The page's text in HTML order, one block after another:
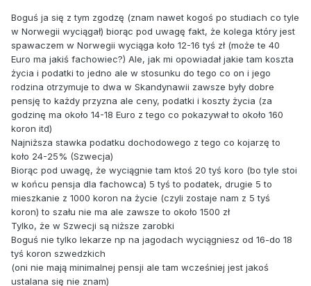
Boguś ja się z tym zgodzę (znam nawet kogoś po studiach co tyle
w Norwegii wyciągał) biorąc pod uwagę fakt, że kolega który jest
spawaczem w Norwegii wyciąga koło 12-16 tyś zł (może te 40
Euro ma jakiś fachowiec?) Ale, jak mi opowiadał jakie tam koszta
życia i podatki to jedno ale w stosunku do tego co on i jego
rodzina otrzymuje to dwa w Skandynawii zawsze były dobre
pensję to każdy przyzna ale ceny, podatki i koszty życia (za
godzinę ma około 14-18 Euro z tego co pokazywał to około 160
koron itd)
Najniższa stawka podatku dochodowego z tego co kojarzę to
koło 24-25% (Szwecja)
Biorąc pod uwagę, że wyciągnie tam ktoś 20 tyś koro (bo tyle stoi
w końcu pensja dla fachowca) 5 tyś to podatek, drugie 5 to
mieszkanie z 1000 koron na życie (czyli zostaje nam z 5 tyś
koron) to szału nie ma ale zawsze to około 1500 zł
Tylko, że w Szwecji są niższe zarobki
Boguś nie tylko lekarze np na jagodach wyciągniesz od 16-do 18
tyś koron szwedzkich
(oni nie mają minimalnej pensji ale tam wcześniej jest jakoś
ustalana się nie znam)